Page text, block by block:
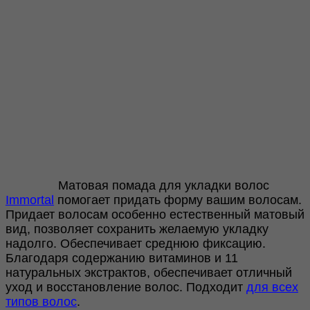
Матовая помада для укладки волос
Immortal помогает придать форму вашим волосам.
Придает волосам особенно естественный матовый
вид, позволяет сохранить желаемую укладку
надолго. Обеспечивает среднюю фиксацию.
Благодаря содержанию витаминов и 11
натуральных экстрактов, обеспечивает отличный
уход и восстановление волос. Подходит для всех
типов волос.